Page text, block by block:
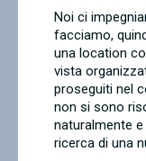
Noi ci
facciamo,
una location
vista
proseguiti nel
non si sono
naturalmente
ricerca di una